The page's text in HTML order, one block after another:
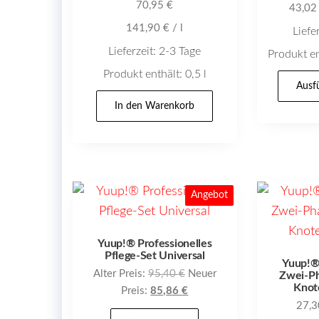
70,95€
141,90€ /
Lieferzeit: 2-3 Tage
Produkt enthält: 0,5
In den Warenkorb
Produkt
Angebot
Yuup!® Professionelles
Pflege-Set Universal
Alter Preis: 95,40€ Ursprünglicher
Preis
war:
Neuer
Preis: 85,86€
Preis
Zwei-